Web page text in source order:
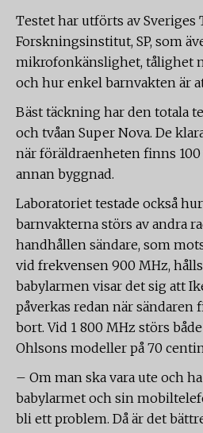
Testet har utförts av Sveriges
Forskningsinstitut, SP, som
mikrofonkänslighet, tålighet
och hur enkel barnvakten är
Bäst täckning har den totala
och tvåan Super Nova. De
när föräldraenheten finns
annan byggnad.
Laboratoriet testade också
barnvakterna störs av andra
handhållen sändare, som
vid frekvensen 900 MHz,
babylarmen visar det sig att
påverkas redan när sändaren
bort. Vid 1 800 MHz störs
Ohlsons modeller på 70
­– Om man ska vara ute och
babylarmet och sin
bli ett problem. Då är det